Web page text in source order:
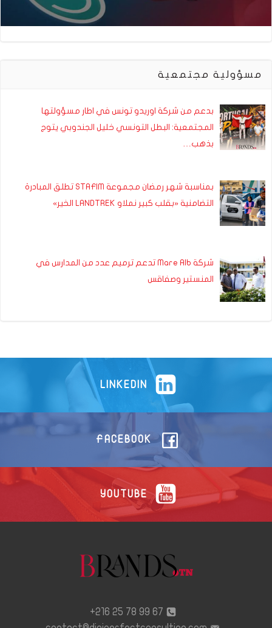
مسؤولية مجتمعية
بدعم من شركة اوريدو تونس في اطار مسؤولتها
المجتمعية: البطل التونسي خليل الجندوبي يتوج
بذهب…
بمناسبة شهر رمضان مجموعة STAFIM تطلق المبادرة
التضامنية «بقلب كبير نملاو LANDTREK الخير»
شركة Mare Alb تدعم ترميم عدد من المدارس في
المنستير وصفاقس
LINKEDIN
FACEBOOK
YOUTUBE
67 99 78 25 216+